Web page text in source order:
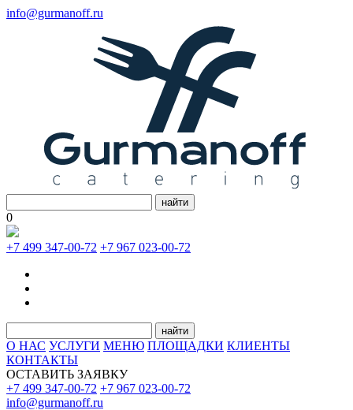
info@gurmanoff.ru
найти
0
+7 499 347-00-72 +7 967 023-00-72
найти
О НАС УСЛУГИ МЕНЮ ПЛОЩАДКИ КЛИЕНТЫ
КОНТАКТЫ
ОСТАВИТЬ ЗАЯВКУ
+7 499 347-00-72 +7 967 023-00-72
info@gurmanoff.ru